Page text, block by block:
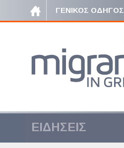
ΓΕΝΙΚΟΣ ΟΔΗΓΟΣ
ΕΙΔΗΣΕΙΣ